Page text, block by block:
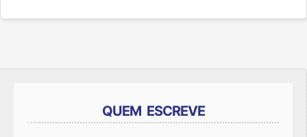
QUEM ESCREVE